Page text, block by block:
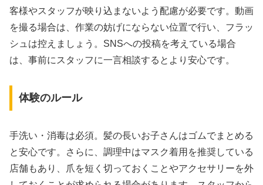
客様やスタッフが映り込まないよう配慮が必要です。動画
を撮る場合は、作業の妨げにならない位置で行い、フラッ
シュは控えましょう。SNSへの投稿を考えている場合
は、事前にスタッフに一言相談するとより安心です。
体験のルール
手洗い・消毒は必須。髪の長いお子さんはゴムでまとめる
と安心です。さらに、調理中はマスク着用を推奨している
店舗もあり、爪を短く切っておくことやアクセサリーを外